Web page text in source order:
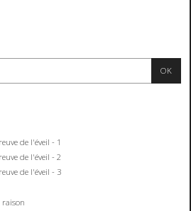
de l'éveil - 1
de l'éveil - 2
de l'éveil - 3
raison